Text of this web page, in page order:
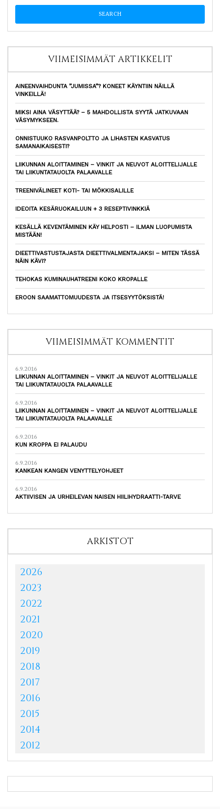
VIIMEISIMMÄT ARTIKKELIT
AINEENVAIHDUNTA ”JUMISSA”? KONEET KÄYNTIIN NÄILLÄ
VINKEILLÄ!
MIKSI AINA VÄSYTTÄÄ? – 5 MAHDOLLISTA SYYTÄ JATKUVAAN
VÄSYMYKSEEN.
ONNISTUUKO RASVANPOLTTO JA LIHASTEN KASVATUS
SAMANAIKAISESTI?
LIIKUNNAN ALOITTAMINEN – VINKIT JA NEUVOT ALOITTELIJALLE
TAI LIIKUNTATAUOLTA PALAAVALLE
TREENIVÄLINEET KOTI- TAI MÖKKISALILLE
IDEOITA KESÄRUOKAILUUN + 3 RESEPTIVINKKIÄ
KESÄLLÄ KEVENTÄMINEN KÄY HELPOSTI – ILMAN LUOPUMISTA
MISTÄÄN!
DIEETTIVASTUSTAJASTA DIEETTIVALMENTAJAKSI – MITEN TÄSSÄ
NÄIN KÄVI?
TEHOKAS KUMINAUHATREENI KOKO KROPALLE
EROON SAAMATTOMUUDESTA JA ITSESYYTÖKSISTÄ!
VIIMEISIMMÄT KOMMENTIT
6.9.2016
LIIKUNNAN ALOITTAMINEN – VINKIT JA NEUVOT ALOITTELIJALLE
TAI LIIKUNTATAUOLTA PALAAVALLE
6.9.2016
LIIKUNNAN ALOITTAMINEN – VINKIT JA NEUVOT ALOITTELIJALLE
TAI LIIKUNTATAUOLTA PALAAVALLE
6.9.2016
KUN KROPPA EI PALAUDU
6.9.2016
KANKEAN KANGEN VENYTTELYOHJEET
6.9.2016
AKTIIVISEN JA URHEILEVAN NAISEN HIILIHYDRAATTI-TARVE
ARKISTOT
2026
2023
2022
2021
2020
2019
2018
2017
2016
2015
2014
2012